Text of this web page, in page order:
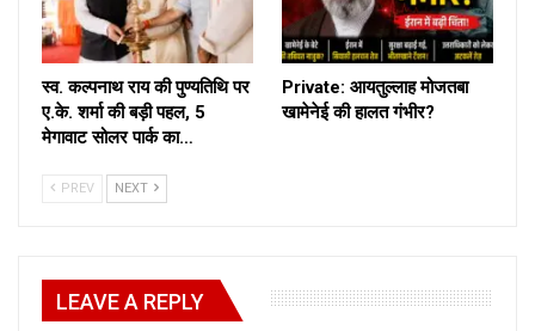
स्व. कल्पनाथ राय की पुण्यतिथि पर
ए.के. शर्मा की बड़ी पहल, 5
मेगावाट सोलर पार्क का…
Private: आयतुल्लाह मोजतबा
खामेनेई की हालत गंभीर?
PREV NEXT
LEAVE A REPLY